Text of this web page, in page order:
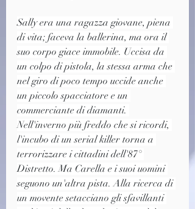
Sally era una ragazza giovane, piena
di vita; faceva la ballerina, ma ora il
suo corpo giace immobile. Uccisa da
un colpo di pistola, la stessa arma che
nel giro di poco tempo uccide anche
un piccolo spacciatore e un
commerciante di diamanti.
Nell'inverno più freddo che si ricordi,
l'incubo di un serial killer torna a
terrorizzare i cittadini dell'87°
Distretto. Ma Carella e i suoi uomini
seguono un'altra pista. Alla ricerca di
un movente setacciano gli sfavillanti